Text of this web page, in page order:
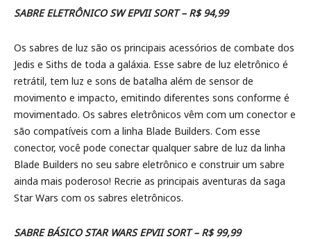
SABRE ELETRÔNICO SW EPVII SORT – R$ 94,99
Os sabres de luz são os principais acessórios de combate dos
Jedis e Siths de toda a galáxia. Esse sabre de luz eletrônico é
retrátil, tem luz e sons de batalha além de sensor de
movimento e impacto, emitindo diferentes sons conforme é
movimentado. Os sabres eletrônicos vêm com um conector e
são compatíveis com a linha Blade Builders. Com esse
conector, você pode conectar qualquer sabre de luz da linha
Blade Builders no seu sabre eletrônico e construir um sabre
ainda mais poderoso! Recrie as principais aventuras da saga
Star Wars com os sabres eletrônicos.
SABRE BÁSICO STAR WARS EPVII SORT – R$ 99,99